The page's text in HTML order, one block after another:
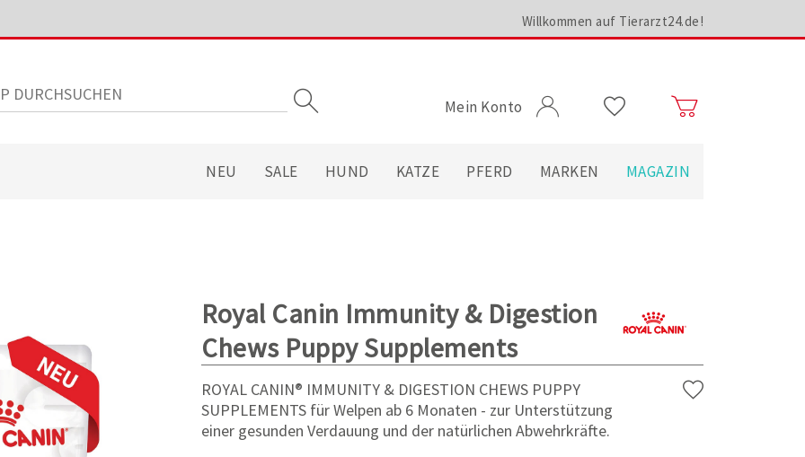
Willkommen auf Tierarzt24.de!
Mein Konto
NEU SALE HUND KATZE PFERD MARKEN MAGAZIN
Royal Canin Immunity & Digestion
Chews Puppy Supplements
ROYAL CANIN® IMMUNITY & DIGESTION CHEWS PUPPY
SUPPLEMENTS für Welpen ab 6 Monaten - zur Unterstützung
einer gesunden Verdauung und der natürlichen Abwehrkräfte.